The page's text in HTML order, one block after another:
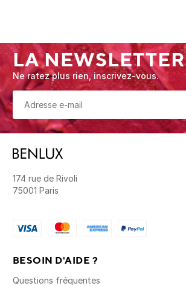
LA NEWSLETTER
Ne ratez plus rien, inscrivez-vous.
174 rue de Rivoli
75001 Paris
BESOIN D'AIDE ?
Questions fréquentes